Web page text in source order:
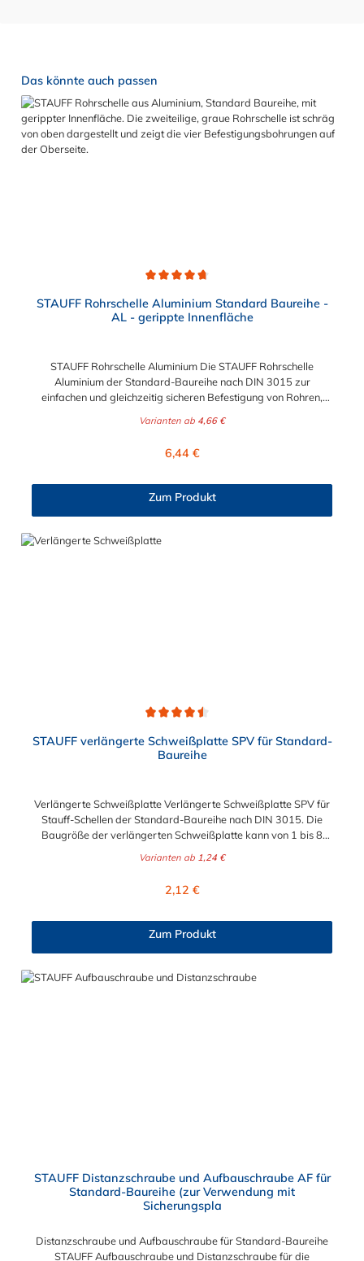
Produktgalerie überspringen
Das könnte auch passen
STAUFF Rohrschelle Aluminium Standard Baureihe -
AL - gerippte Innenfläche
STAUFF Rohrschelle Aluminium Die STAUFF Rohrschelle
Aluminium der Standard-Baureihe nach DIN 3015 zur
einfachen und gleichzeitig sicheren Befestigung von Rohren,
der Rohrschelle Aluminium ist von 4 mm bis 76,1 mm wählbar.
110
Varianten ab 4,66 €
Regulärer Preis:
6,44 €
Zum Produkt
STAUFF verlängerte Schweißplatte SPV für Standard-
Baureihe
Verlängerte Schweißplatte Verlängerte Schweißplatte SPV für
Stauff-Schellen der Standard-Baureihe nach DIN 3015. Die
Baugröße der verlängerten Schweißplatte kann von 1 bis 8
Varianten ab 1,24 €
Regulärer Preis:
2,12 €
Zum Produkt
STAUFF Distanzschraube und Aufbauschraube AF für
Standard-Baureihe (zur Verwendung mit
Sicherungspla
Distanzschraube und Aufbauschraube für Standard-Baureihe
STAUFF Aufbauschraube und Distanzschraube für die